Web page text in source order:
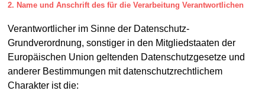
2. Name und Anschrift des für die Verarbeitung Verantwortlichen
Verantwortlicher im Sinne der Datenschutz-
Grundverordnung, sonstiger in den Mitgliedstaaten der
Europäischen Union geltenden Datenschutzgesetze und
anderer Bestimmungen mit datenschutzrechtlichem
Charakter ist die: